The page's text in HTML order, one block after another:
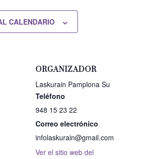
CALENDARIO
ORGANIZADOR
Laskurain Pamplona Su
Teléfono
948 15 23 22
Correo electrónico
infolaskurain@gmail.com
Ver el sitio web del